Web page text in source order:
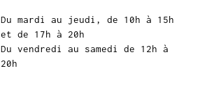
Du mardi au jeudi, de 10h à 15h
et de 17h à 20h
Du vendredi au samedi de 12h à
20h